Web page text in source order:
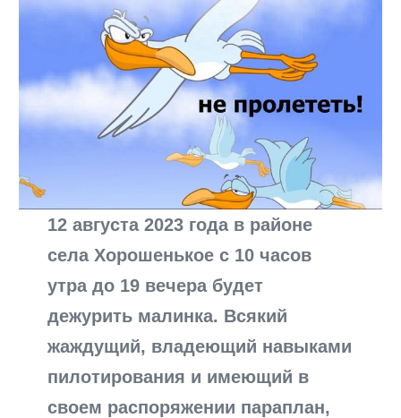
12 августа 2023 года в районе
села Хорошенькое с 10 часов
утра до 19 вечера будет
дежурить малинка. Всякий
жаждущий, владеющий навыками
пилотирования и имеющий в
своем распоряжении параплан,